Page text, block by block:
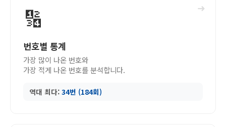
➜
🔢
번호별 통계
가장 많이 나온 번호와
가장 적게 나온 번호를 분석합니다.
역대 최다: 34번 (184회)